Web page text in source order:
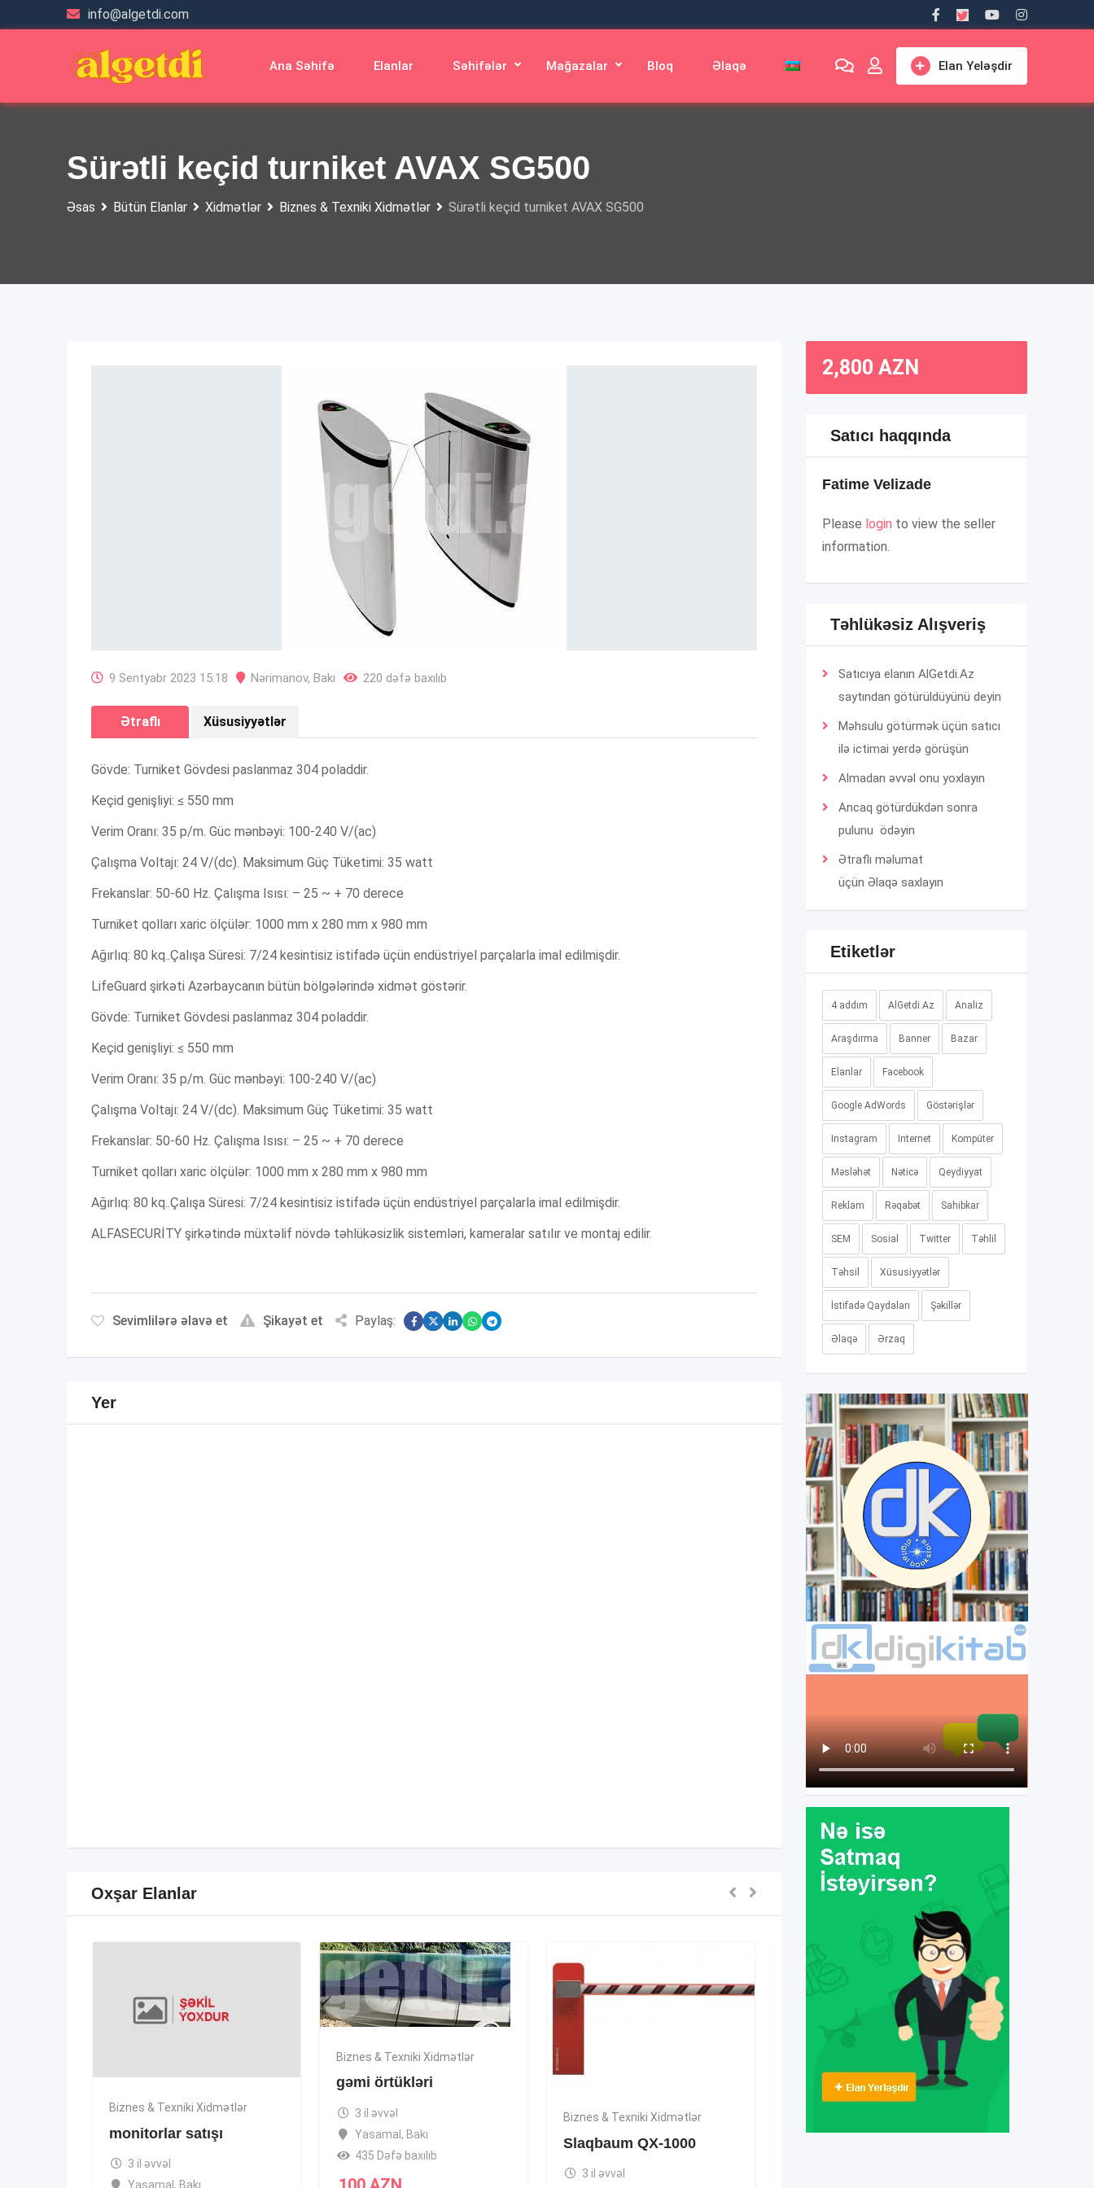
to
info@algetdi.com
Elan Yeləşdir
Ana Səhifə Elanlar Səhifələr Mağazalar Bloq Əlaqə
Sürətli keçid turniket AVAX SG500
Əsas Bütün Elanlar Xidmətlər Biznes & Texniki Xidmətlər Sürətli keçid turniket AVAX SG500
9 Sentyabr 2023 15:18 Nərimanov, Bakı 220 dəfə baxılıb
Ətraflı Xüsusiyyətlər
Gövde: Turniket Gövdesi paslanmaz 304 poladdir.
Keçid genişliyi: ≤ 550 mm
Verim Oranı: 35 p/m. Güc mənbəyi: 100-240 V/(ac)
Çalışma Voltajı: 24 V/(dc). Maksimum Güç Tüketimi: 35 watt
Frekanslar: 50-60 Hz. Çalışma Isısı: – 25 ~ + 70 derece
Turniket qolları xaric ölçülər: 1000 mm x 280 mm x 980 mm
Ağırlıq: 80 kq..Çalışa Süresi: 7/24 kesintisiz istifadə üçün endüstriyel parçalarla imal edilmişdir.
LifeGuard şirkəti Azərbaycanın bütün bölgələrində xidmət göstərir.
Gövde: Turniket Gövdesi paslanmaz 304 poladdir.
Keçid genişliyi: ≤ 550 mm
Verim Oranı: 35 p/m. Güc mənbəyi: 100-240 V/(ac)
Çalışma Voltajı: 24 V/(dc). Maksimum Güç Tüketimi: 35 watt
Frekanslar: 50-60 Hz. Çalışma Isısı: – 25 ~ + 70 derece
Turniket qolları xaric ölçülər: 1000 mm x 280 mm x 980 mm
Ağırlıq: 80 kq..Çalışa Süresi: 7/24 kesintisiz istifadə üçün endüstriyel parçalarla imal edilmişdir.
ALFASECURİTY şirkətində müxtəlif növdə təhlükəsizlik sistemləri, kameralar satılır ve montaj edilir.
Sevimlilərə əlavə et Şikayət et Paylaş:
Yer
Oxşar Elanlar
Biznes & Texniki Xidmətlər
monitorlar satışı
3 il əvvəl
Yasamal , Bakı
Biznes & Texniki Xidmətlər
gəmi örtükləri
3 il əvvəl
Yasamal , Bakı
435 Dəfə baxılıb
Biznes & Texniki Xidmətlər
Slaqbaum QX-1000
3 il əvvəl
2,800 AZN
Satıcı haqqında
Fatime Velizade
Please login to view the seller
information.
Təhlükəsiz Alışveriş
Satıcıya elanın AlGetdi.Az
saytından götürüldüyünü deyin
Məhsulu götürmək üçün satıcı
ilə ictimai yerdə görüşün
Almadan əvvəl onu yoxlayın
Ancaq götürdükdən sonra
pulunu ödəyin
Ətraflı məlumat
üçün Əlaqə saxlayın
Etiketlər
4 addım AlGetdi.Az Analiz
Araşdırma Banner Bazar
Elanlar Facebook
Google AdWords Göstərişlər
Instagram Internet Kompüter
Məsləhət Nəticə Qeydiyyat
Reklam Rəqabət Sahibkar
SEM Sosial Twitter Təhlil
Təhsil Xüsusiyyətlər
İstifadə Qaydaları Şəkillər
Əlaqə Ərzaq